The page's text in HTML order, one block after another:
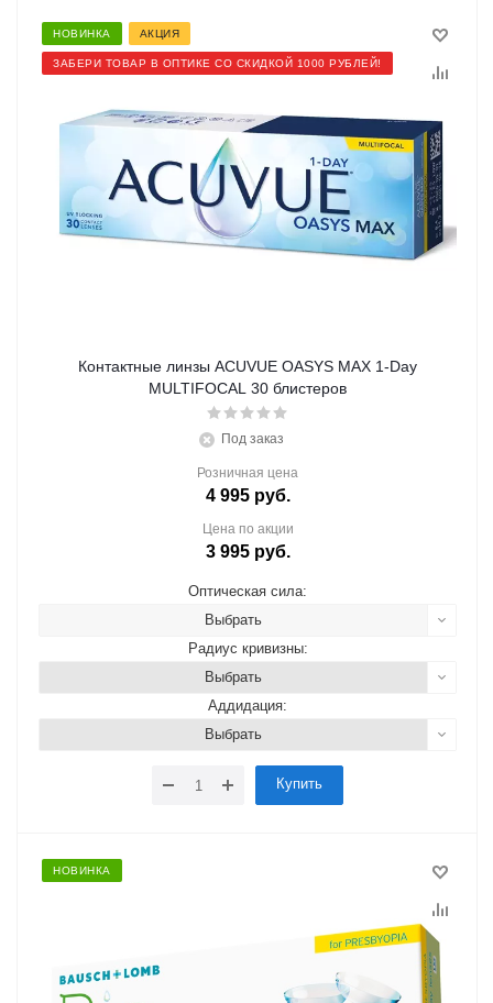
НОВИНКА АКЦИЯ
ЗАБЕРИ ТОВАР В ОПТИКЕ СО СКИДКОЙ 1000 РУБЛЕЙ!
Контактные линзы ACUVUE OASYS MAX 1-Day
MULTIFOCAL 30 блистеров
Под заказ
Розничная цена
4 995руб.
Цена по акции
3 995руб.
Оптическая сила:
Выбрать
Радиус кривизны:
Выбрать
Аддидация:
Выбрать
Купить
НОВИНКА